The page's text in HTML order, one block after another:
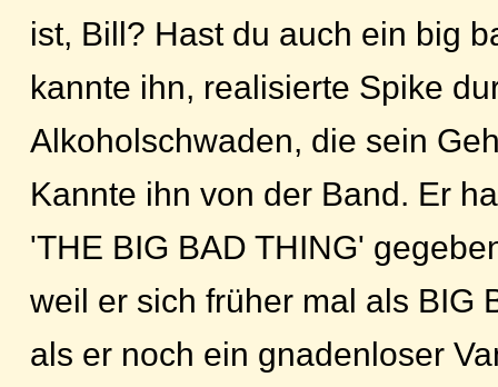
ist, Bill? Hast du auch ein big
kannte ihn, realisierte Spike
Alkoholschwaden, die sein
Kannte ihn von der Band. Er
'THE BIG BAD THING'
weil er sich früher mal als BIG
als er noch ein gnadenloser